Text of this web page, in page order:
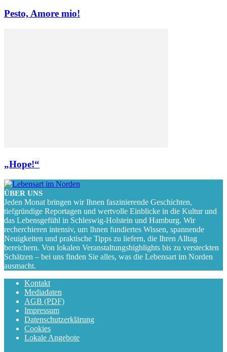
Pesto, Amore mio!
„Hope!“
ÜBER UNS
Jeden Monat bringen wir Ihnen faszinierende Geschichten,
tiefgründige Reportagen und wertvolle Einblicke in die Kultur und
das Lebensgefühl in Schleswig-Holstein und Hamburg. Wir
recherchieren intensiv, um Ihnen fundiertes Wissen, spannende
Neuigkeiten und praktische Tipps zu liefern, die Ihren Alltag
bereichern. Von lokalen Veranstaltungshighlights bis zu versteckten
Schätzen – bei uns finden Sie alles, was die Lebensart im Norden
ausmacht.
Kontakt
Mediadaten
AGB (PDF)
Impressum
Datenschutzerklärung
Cookies
Lokale Angebote